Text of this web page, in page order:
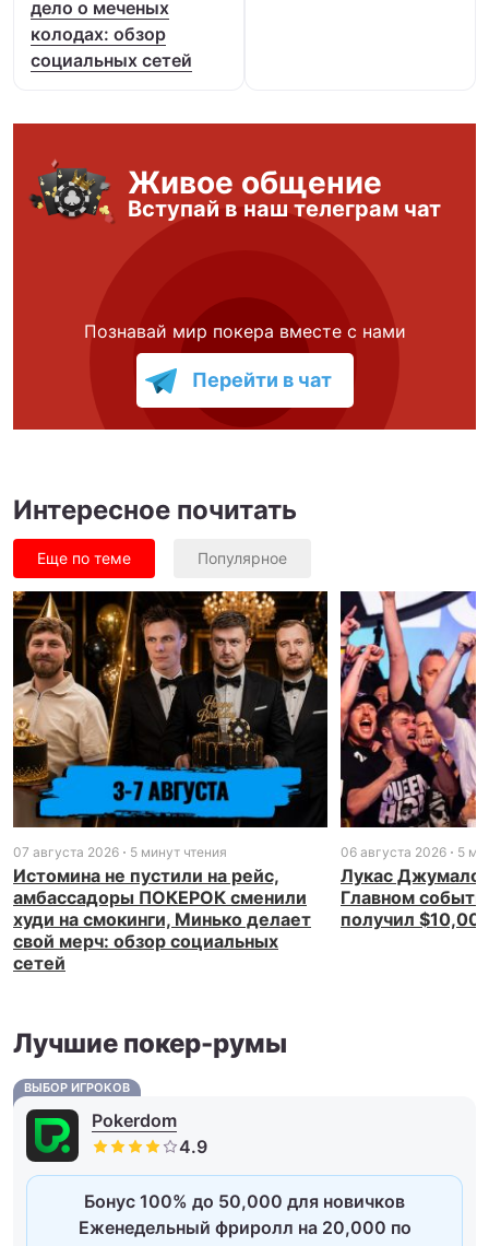
дело о меченых
колодах: обзор
социальных сетей
Живое общение
Вступай в наш телеграм чат
Познавай мир покера вместе с нами
Перейти в чат
Интересное почитать
Еще по теме Популярное
07 августа 2026 5 минут чтения
Истомина не пустили на рейс,
амбассадоры ПОКЕРОК сменили
худи на смокинги, Минько делает
свой мерч: обзор социальных
сетей
06 августа 2026 5
Лукас
Главном
получил
Лучшие покер-румы
ВЫБОР ИГРОКОВ
Pokerdom
Бонус 100% до 50,000 для новичков
Еженедельный фриролл на 20,000 по